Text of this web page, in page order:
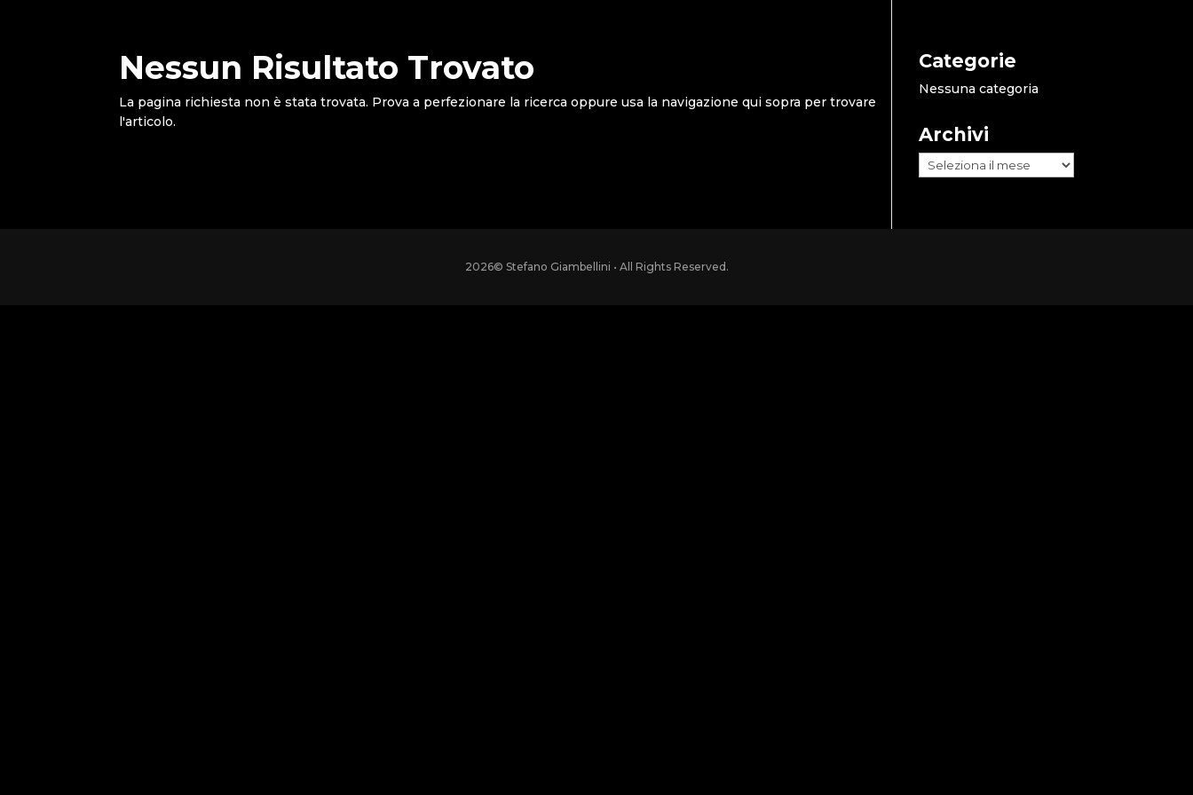
Nessun Risultato Trovato
La pagina richiesta non è stata trovata. Prova a perfezionare la ricerca oppure usa la navigazione qui sopra per trovare
l'articolo.
Categorie
Nessuna categoria
Archivi
Archivi
2026© Stefano Giambellini • All Rights Reserved.